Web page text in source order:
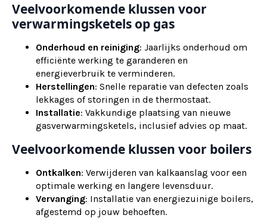
Veelvoorkomende klussen voor
verwarmingsketels op gas
Onderhoud en reiniging: Jaarlijks onderhoud om
efficiënte werking te garanderen en
energieverbruik te verminderen.
Herstellingen: Snelle reparatie van defecten zoals
lekkages of storingen in de thermostaat.
Installatie: Vakkundige plaatsing van nieuwe
gasverwarmingsketels, inclusief advies op maat.
Veelvoorkomende klussen voor boilers
Ontkalken: Verwijderen van kalkaanslag voor een
optimale werking en langere levensduur.
Vervanging: Installatie van energiezuinige boilers,
afgestemd op jouw behoeften.